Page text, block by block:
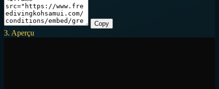
Copy
3. Aperçu